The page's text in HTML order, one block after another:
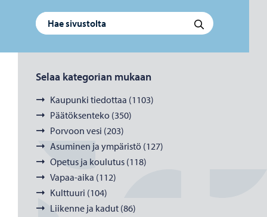
Haku: Hae
Selaa kategorian mukaan
Kaupunki tiedottaa (1103)
Päätöksenteko (350)
Porvoon vesi (203)
Asuminen ja ympäristö (127)
Opetus ja koulutus (118)
Vapaa-aika (112)
Kulttuuri (104)
Liikenne ja kadut (86)